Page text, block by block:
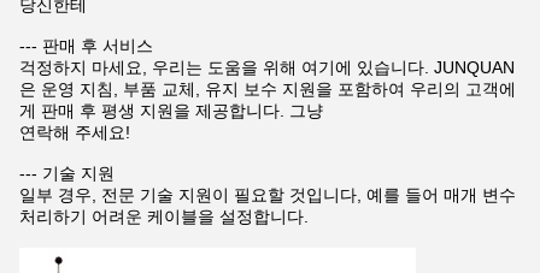
당신한테
--- 판매 후 서비스
걱정하지 마세요, 우리는 도움을 위해 여기에 있습니다. JUNQUAN
은 운영 지침, 부품 교체, 유지 보수 지원을 포함하여 우리의 고객에
게 판매 후 평생 지원을 제공합니다. 그냥
연락해 주세요!
--- 기술 지원
일부 경우, 전문 기술 지원이 필요할 것입니다, 예를 들어 매개 변수
처리하기 어려운 케이블을 설정합니다.